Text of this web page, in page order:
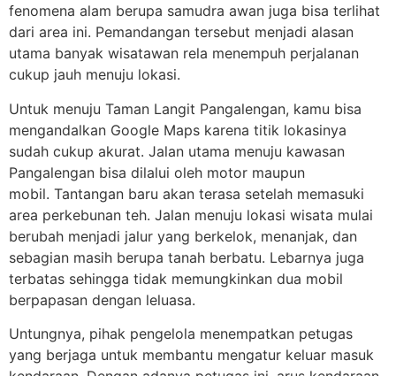
fenomena alam berupa samudra awan juga bisa terlihat
dari area ini. Pemandangan tersebut menjadi alasan
utama banyak wisatawan rela menempuh perjalanan
cukup jauh menuju lokasi.
Untuk menuju Taman Langit Pangalengan, kamu bisa
mengandalkan Google Maps karena titik lokasinya
sudah cukup akurat. Jalan utama menuju kawasan
Pangalengan bisa dilalui oleh motor maupun
mobil. Tantangan baru akan terasa setelah memasuki
area perkebunan teh. Jalan menuju lokasi wisata mulai
berubah menjadi jalur yang berkelok, menanjak, dan
sebagian masih berupa tanah berbatu. Lebarnya juga
terbatas sehingga tidak memungkinkan dua mobil
berpapasan dengan leluasa.
Untungnya, pihak pengelola menempatkan petugas
yang berjaga untuk membantu mengatur keluar masuk